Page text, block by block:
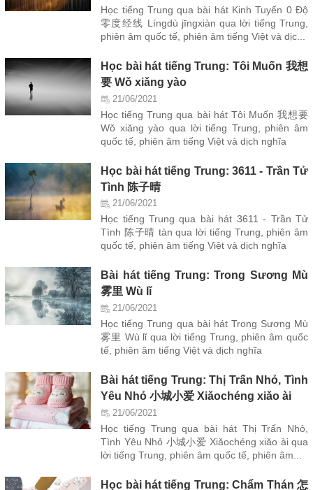
Học tiếng Trung qua bài hát Kinh Tuyến 0 Độ
零度经线 Língdù jīngxiàn qua lời tiếng Trung,
phiên âm quốc tế, phiên âm tiếng Việt và dịc...
Học bài hát tiếng Trung: Tôi Muốn 我想
要 Wǒ xiǎng yào
21/06/2021
Học tiếng Trung qua bài hát Tôi Muốn 我想要
Wǒ xiǎng yào qua lời tiếng Trung, phiên âm
quốc tế, phiên âm tiếng Việt và dịch nghĩa
Học bài hát tiếng Trung: 3611 - Trần Tử
Tình 陈子晴
21/06/2021
Học tiếng Trung qua bài hát 3611 - Trần Tử
Tình 陈子晴 tàn qua lời tiếng Trung, phiên âm
quốc tế, phiên âm tiếng Việt và dịch nghĩa
Bài hát tiếng Trung: Trong Sương Mù
雾里 Wù lǐ
21/06/2021
Học tiếng Trung qua bài hát Trong Sương Mù
雾里 Wù lǐ qua lời tiếng Trung, phiên âm quốc
tế, phiên âm tiếng Việt và dịch nghĩa
Bài hát tiếng Trung: Thị Trấn Nhỏ, Tình
Yêu Nhỏ 小城小爱 Xiǎochéng xiǎo ài
21/06/2021
Học tiếng Trung qua bài hát Thị Trấn Nhỏ,
Tình Yêu Nhỏ 小城小爱 Xiǎochéng xiǎo ài qua
lời tiếng Trung, phiên âm quốc tế, phiên âm...
Học bài hát tiếng Trung: Chẩm Thán 怎